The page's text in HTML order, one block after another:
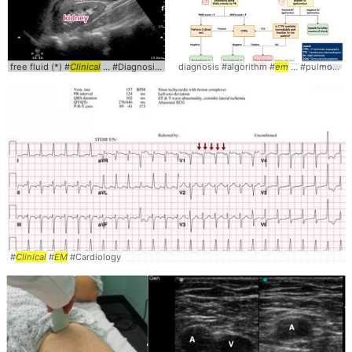
free fluid (*) #Clinical ... #Diagnosis # EMdiagnosis #algorithm #em... #pulmonary #
#Clinical #EM #Cardiology